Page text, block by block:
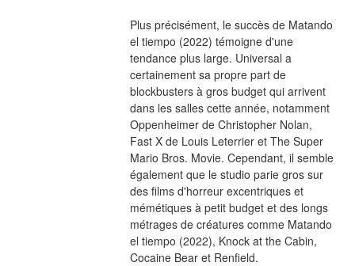
Plus précisément, le succès de Matando
el tiempo (2022) témoigne d'une
tendance plus large. Universal a
certainement sa propre part de
blockbusters à gros budget qui arrivent
dans les salles cette année, notamment
Oppenheimer de Christopher Nolan,
Fast X de Louis Leterrier et The Super
Mario Bros. Movie. Cependant, il semble
également que le studio parie gros sur
des films d'horreur excentriques et
mémétiques à petit budget et des longs
métrages de créatures comme Matando
el tiempo (2022), Knock at the Cabin,
Cocaine Bear et Renfield.